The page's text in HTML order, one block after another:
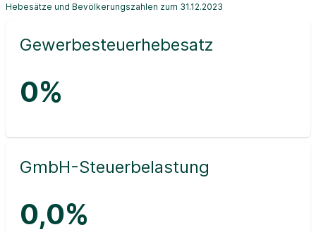
Hebesätze und Bevölkerungszahlen zum 31.12.2023
Gewerbesteuerhebesatz
0%
GmbH-Steuerbelastung
0,0%